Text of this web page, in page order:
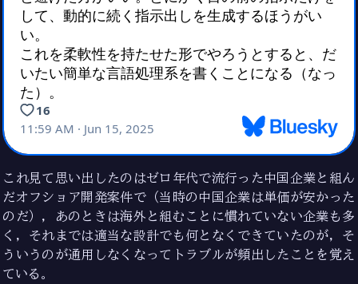
これ見て思い出したのはゼロ年代で流行った中国企業と組ん
だオフショア開発案件で（当時の中国企業は単価が安かった
のだ），あのときは海外と組むことに慣れていない企業も多
く，それまでは適当な設計でも何となくできていたのが，そ
ういうのが通用しなくなってトラブルが頻出したことを覚え
ている。